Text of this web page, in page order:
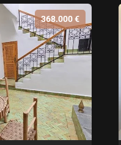
368.000 €